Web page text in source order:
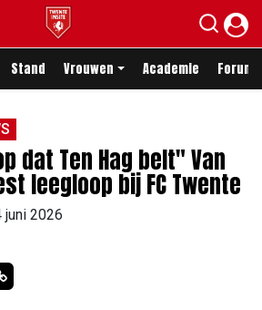
Stand Vrouwen Academie Forum
dat Ten Hag belt" Van
leegloop bij FC Twente
juni 2026
Whatsapp
via Mail
Delen via link